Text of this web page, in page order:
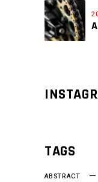
TAGS
ABSTRACT